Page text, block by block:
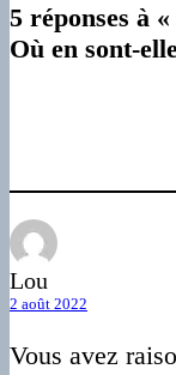
5 réponses à
Où en sont-
Lou
2 août 2022
Vous avez